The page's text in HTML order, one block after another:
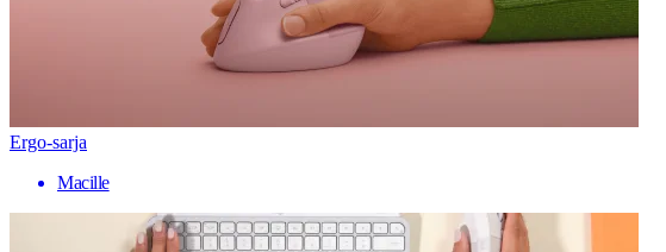
Ergo-sarja
Macille